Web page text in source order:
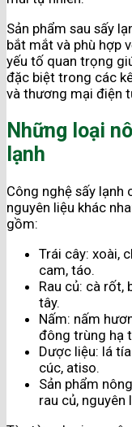
Sản phẩm sau sấy
bắt mắt và phù hợp
yếu tố quan trọng
đặc biệt trong các
và thương mại điện
Những loại
lạnh
Công nghệ sấy lạnh
nguyên liệu khác
gồm:
Trái cây: xoài,
cam, táo.
Rau củ: cà rốt,
tây.
Nấm: nấm
đông trùng hạ
Dược liệu: lá
cúc, atiso.
Sản phẩm
rau củ, nguyên